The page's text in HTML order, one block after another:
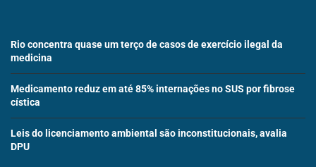
Rio concentra quase um terço de casos de exercício ilegal da
medicina
Medicamento reduz em até 85% internações no SUS por fibrose
cística
Leis do licenciamento ambiental são inconstitucionais, avalia
DPU